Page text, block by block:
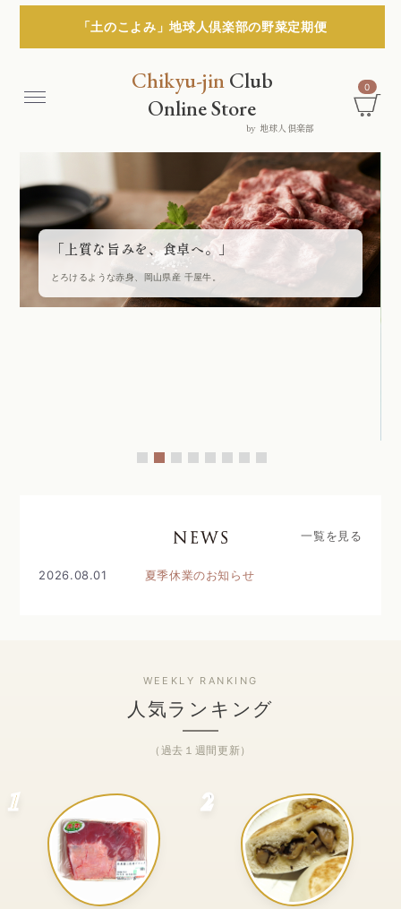
Menu
「土のこよみ」地球人倶楽部の野菜定期便
Chikyu-jinClub
Online Store
by 地球人倶楽部
0
「上質な旨みを、食卓へ。」
とろけるような赤身、岡山県産 千屋牛。
2026.08.01 夏季休業のお知らせ
一覧を見る
人気ランキング
（過去１週間更新）
1 2